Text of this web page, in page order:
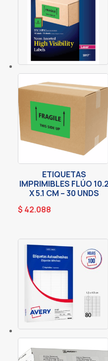
ETIQUETAS
IMPRIMIBLES FLÚO 10.2
X 5.1 CM – 30 UNDS
$ 42.088